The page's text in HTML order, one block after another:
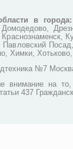
в города:
Павловский
Химки,
№7
внимание на то,
437